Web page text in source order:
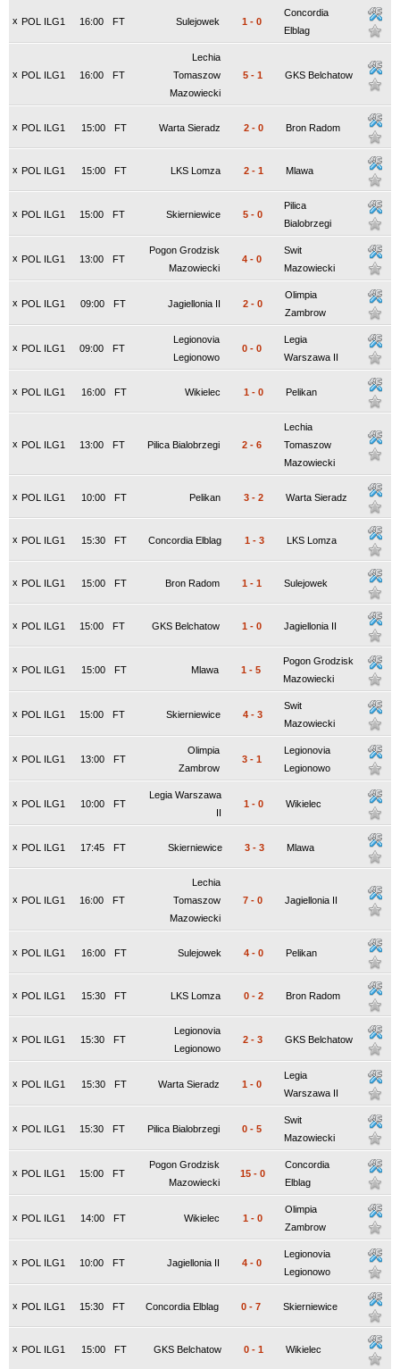
x POL ILG1 FT
16:00 Sulejowek 1 - 0
Concordia
Elblag
x POL ILG1 FT
16:00
Lechia
Tomaszow
Mazowiecki
5 - 1 GKS Belchatow
x POL ILG1 FT
15:00 Warta Sieradz 2 - 0 Bron Radom
x POL ILG1 FT
15:00 LKS Lomza 2 - 1 Mlawa
x POL ILG1 FT
15:00 Skierniewice 5 - 0
Pilica
Bialobrzegi
x POL ILG1 FT
13:00
Pogon Grodzisk
Mazowiecki
4 - 0
Swit
Mazowiecki
x POL ILG1 FT
09:00 Jagiellonia II 2 - 0
Olimpia
Zambrow
x POL ILG1 FT
09:00
Legionovia
Legionowo
0 - 0
Legia
Warszawa II
x POL ILG1 FT
16:00 Wikielec 1 - 0 Pelikan
x POL ILG1 FT
13:00 Pilica Bialobrzegi 2 - 6
Lechia
Tomaszow
Mazowiecki
x POL ILG1 FT
10:00 Pelikan 3 - 2 Warta Sieradz
x POL ILG1 FT
15:30 Concordia Elblag 1 - 3 LKS Lomza
x POL ILG1 FT
15:00 Bron Radom 1 - 1 Sulejowek
x POL ILG1 FT
15:00 GKS Belchatow 1 - 0 Jagiellonia II
x POL ILG1 FT
15:00 Mlawa 1 - 5
Pogon Grodzisk
Mazowiecki
x POL ILG1 FT
15:00 Skierniewice 4 - 3
Swit
Mazowiecki
x POL ILG1 FT
13:00
Olimpia
Zambrow
3 - 1
Legionovia
Legionowo
x POL ILG1 FT
10:00
Legia Warszawa
II
1 - 0 Wikielec
x POL ILG1 FT
17:45 Skierniewice 3 - 3 Mlawa
x POL ILG1 FT
16:00
Lechia
Tomaszow
Mazowiecki
7 - 0 Jagiellonia II
x POL ILG1 FT
16:00 Sulejowek 4 - 0 Pelikan
x POL ILG1 FT
15:30 LKS Lomza 0 - 2 Bron Radom
x POL ILG1 FT
15:30
Legionovia
Legionowo
2 - 3 GKS Belchatow
x POL ILG1 FT
15:30 Warta Sieradz 1 - 0
Legia
Warszawa II
x POL ILG1 FT
15:30 Pilica Bialobrzegi 0 - 5
Swit
Mazowiecki
x POL ILG1 FT
15:00
Pogon Grodzisk
Mazowiecki
15 - 0
Concordia
Elblag
x POL ILG1 FT
14:00 Wikielec 1 - 0
Olimpia
Zambrow
x POL ILG1 FT
10:00 Jagiellonia II 4 - 0
Legionovia
Legionowo
x POL ILG1 FT
15:30 Concordia Elblag 0 - 7 Skierniewice
x POL ILG1 FT
15:00 GKS Belchatow 0 - 1 Wikielec